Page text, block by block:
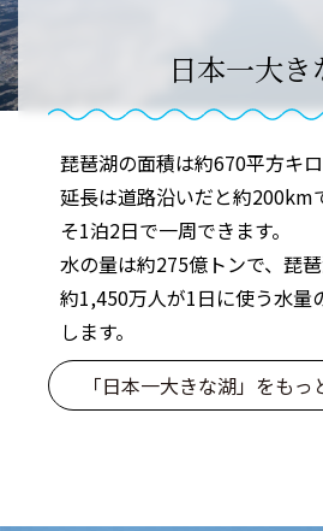
日本一大き
琵琶湖の面積は約670平方キ
延長は道路沿いだと約200km
そ1泊2日で一周できます。
水の量は約275億トンで、琵
約1,450万人が1日に使う水量
します。
「日本一大きな湖」をもっ